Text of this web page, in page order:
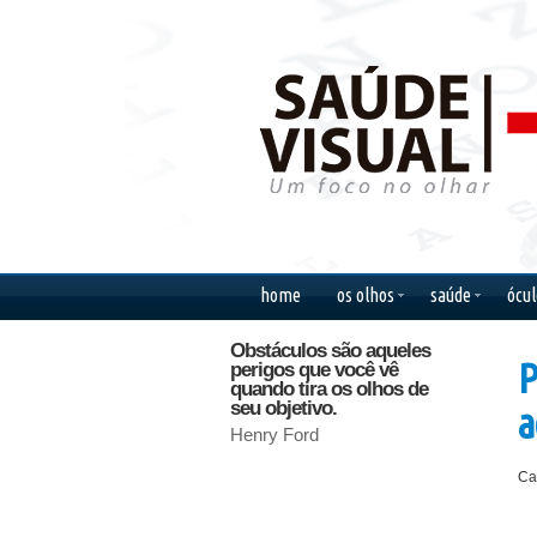
home os olhos saúde
Obstáculos são aqueles
perigos que você vê
quando tira os olhos de
seu objetivo.
Henry Ford
meus